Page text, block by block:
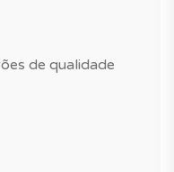
de qualidade